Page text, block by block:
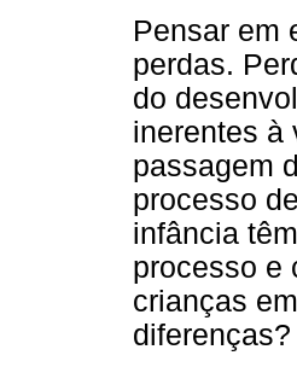
Pensar em
perdas.
do
inerentes à
passagem
processo
infância
processo e
crianças
diferenças?